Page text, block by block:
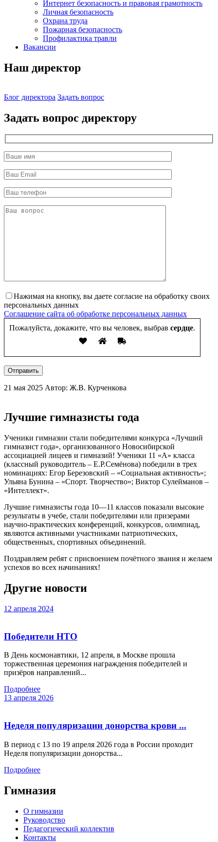
Интернет безопасность и правовая грамотность
Личная безопасность
Охрана труда
Пожарная безопасность
Профилактика травли
Вакансии
Наш директор
Блог директора Задать вопрос
Задать вопрос директору
Нажимая на кнопку, вы даете согласие на обработку своих
персональных данных
Соглашение сайта об обработке персональных данных
Пожалуйста, докажите, что вы человек, выбрав сердце.
Отправить
21 мая 2025 Автор: Ж.В. Курченкова
Лучшие гимназисты года
Ученики гимназии стали победителями конкурса «Лучший
гимназист года», организованного Новосибирской
ассоциацией лицеев и гимназий! Ученики 11 «А» класса
(классный руководитель – Е.Р.Семёнова) победили в трех
номинациях: Егор Березовский – «Социальная активность»;
Ульяна Бунина – «Спорт. Творчество»; Виктор Сулейманов –
«Интеллект».
Лучшие гимназисты года 10—11 классов показали высокие
результаты в учебе, стали победителями или призерами
научно-практических конференций, конкурсов, олимпиад,
являются активными участниками патриотических,
общественных, спортивных объединений.
Поздравляем ребят с присвоением почётного звания и желаем
успехов во всех начинаниях!
Другие новости
12 апреля 2024
Победители НТО
В День космонавтики, 12 апреля, в Москве прошла
торжественная церемония награждения победителей и
призёров направлений...
Подробнее
13 апреля 2026
Неделя популяризации донорства крови ...
В период с 13 по 19 апреля 2026 года в России проходит
Неделя популяризации донорства...
Подробнее
Гимназия
О гимназии
Руководство
Педагогический коллектив
Контакты